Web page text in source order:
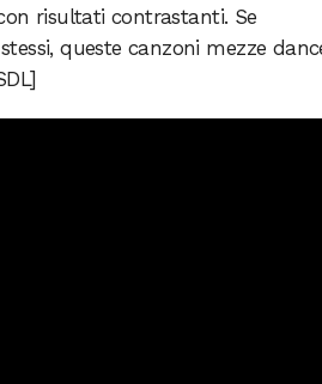
risultati contrastanti. Se
queste canzoni mezze